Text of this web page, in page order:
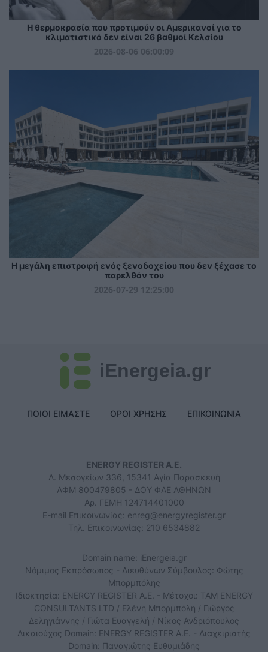
Η θερμοκρασία που προτιμούν οι Αμερικανοί για το
κλιματιστικό δεν είναι 26 βαθμοί Κελσίου
2026-08-06 06:00:09
Η μεγάλη επιστροφή ενός ξενοδοχείου που δεν ξέχασε το
παρελθόν του
2026-07-29 12:25:00
iEnergeia.gr
ΠΟΙΟΙ ΕΙΜΑΣΤΕ ΟΡΟΙ ΧΡΗΣΗΣ ΕΠΙΚΟΙΝΩΝΙΑ
ENERGY REGISTER Α.Ε.
Λ. Μεσογείων 336, 15341 Αγία Παρασκευή
ΑΦΜ 800479805 - ΔΟΥ ΦΑΕ ΑΘΗΝΩΝ
Αρ. ΓΕΜΗ 124714401000
E-mail Επικοινωνίας: enreg@energyregister.gr
Τηλ. Επικοινωνίας: 210 6534882
Domain name: iEnergeia.gr
Νόμιμος Εκπρόσωπος - Διευθύνων Σύμβουλος: Φώτης
Μπορμπόλης
Ιδιοκτησία: ENERGY REGISTER Α.Ε. - Μέτοχοι: TAM ENERGY
CONSULTANTS LTD / Ελένη Μπορμπόλη / Γιώργος
Δεληγιάννης / Γιώτα Ευαγγελή / Νίκος Ανδριόπουλος
Δικαιούχος Domain: ENERGY REGISTER Α.Ε. - Διαχειριστής
Domain: Παναγιώτης Ευθυμιάδης